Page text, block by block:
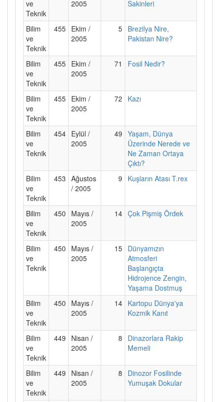
ve
Teknik
2005
Sakinleri
Bilim
ve
Teknik
455 Ekim /
2005
5 Brezilya Nire,
Pakistan Nire?
Bilim
ve
Teknik
455 Ekim /
2005
71 Fosil Nedir?
Bilim
ve
Teknik
455 Ekim /
2005
72 Kazı
Bilim
ve
Teknik
454 Eylül /
2005
49 Yaşam, Dünya
Üzerinde Nerede ve
Ne Zaman Ortaya
Çıktı?
Bilim
ve
Teknik
453 Ağustos
/ 2005
9 Kuşların Atası T.rex
Bilim
ve
Teknik
450
Mayıs /
2005
14 Çok Pişmiş Ördek
Bilim
ve
Teknik
450
Mayıs /
2005
15 Dünyamızın
Atmosferi
Başlangıçta
Hidrojence Zengin,
Yaşama Dostmuş
Bilim
ve
Teknik
450
Mayıs /
2005
14 Kartopu Dünya'ya
Kozmik Kanıt
Bilim
ve
Teknik
449
Nisan /
2005
8
Dinazorlara Rakip
Memeli
Bilim
ve
Teknik
449
Nisan /
2005
8
Dinozor Fosilinde
Yumuşak Dokular